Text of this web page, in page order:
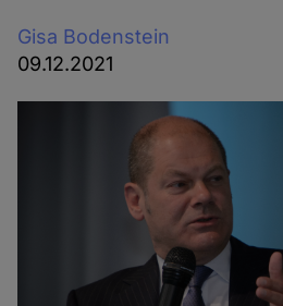
Gisa Bodenstein
09.12.2021